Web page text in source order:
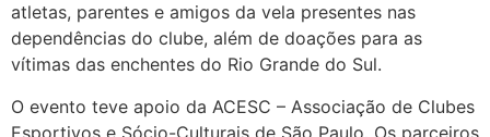
atletas, parentes e amigos da vela presentes nas
dependências do clube, além de doações para as
vítimas das enchentes do Rio Grande do Sul.
O evento teve apoio da ACESC – Associação de Clubes
Esportivos e Sócio-Culturais de São Paulo. Os parceiros